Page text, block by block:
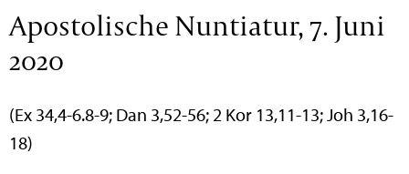
Apostolische Nuntiatur, 7. Juni
2020
(Ex 34,4-6.8-9; Dan 3,52-56; 2 Kor 13,11-13; Joh 3,16-
18)